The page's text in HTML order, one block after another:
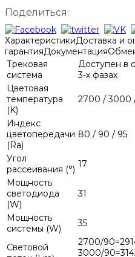
Поделиться:
ХарактеристикиДоставка и
гарантияДокументация
Трековая
система
Доступен в
3-х фазах
Цветовая
температура
(K)
2700 / 3000
Индекс
цветопередачи
(Ra)
80 / 90 / 95
Угол
рассеивания (°) 17
Мощность
светодиода
(W)
31
Мощность
системы (W)
35
Световой
2700/
3000/